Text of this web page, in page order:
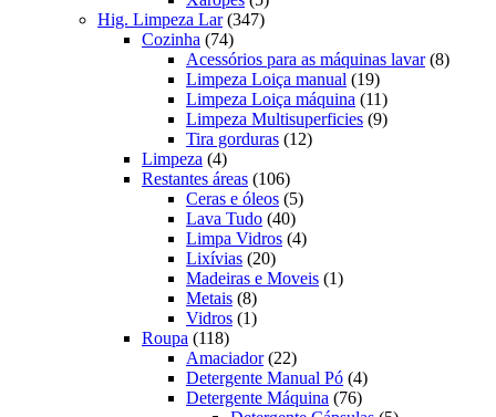
produtos
Hig. Limpeza Lar 347347
Cozinha 7474
produtos
Acessórios para as máquinas lavar 88
Limpeza Loiça manual 1919
produtos
Limpeza Loiça máquina 1111
produtos
Limpeza Multisuperficies 99
Tira gorduras 1212
Limpeza 44
produtos
Restantes áreas 106106
produtos
Ceras e óleos 55
Lava Tudo 4040
produtos
Limpa Vidros 44
Lixívias 2020
produtos
Madeiras e Moveis 11
Metais 88
produtos
Vidros 11
Roupa 118118
produtos
Amaciador 2222
produtos
Detergente Manual Pó 44
produtos
Detergente Máquina 7676